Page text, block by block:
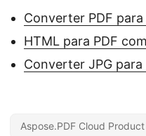
Converter PDF para
HTML para PDF
Converter JPG para
Aspose.PDF Cloud